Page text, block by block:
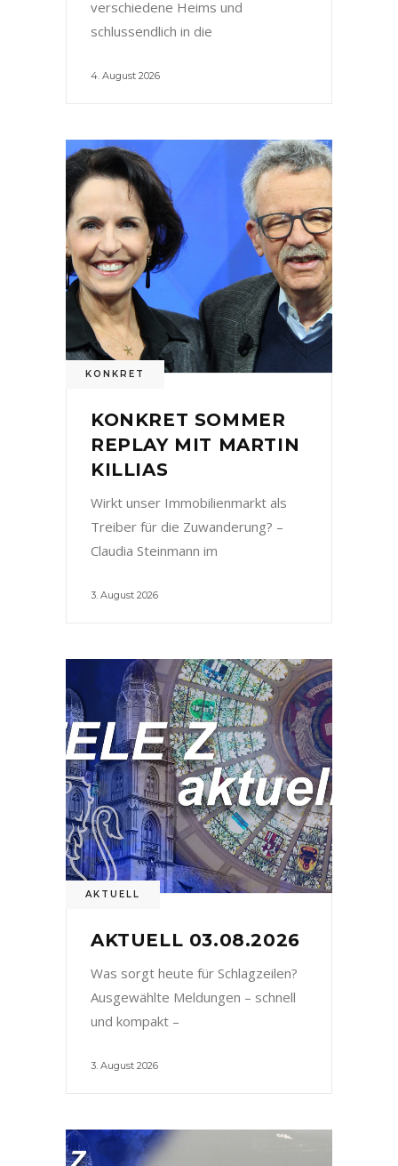
verschiedene Heims und
schlussendlich in die
4. August 2026
KONKRET
KONKRET SOMMER
REPLAY MIT MARTIN
KILLIAS
Wirkt unser Immobilienmarkt als
Treiber für die Zuwanderung? –
Claudia Steinmann im
3. August 2026
AKTUELL
AKTUELL 03.08.2026
Was sorgt heute für Schlagzeilen?
Ausgewählte Meldungen – schnell
und kompakt –
3. August 2026